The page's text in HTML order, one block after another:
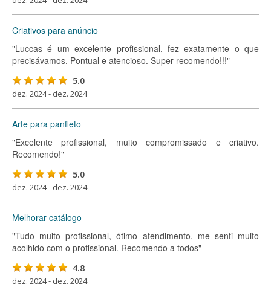
Criativos para anúncio
"Luccas é um excelente profissional, fez exatamente o que
precisávamos. Pontual e atencioso. Super recomendo!!!"
5.0
dez. 2024 - dez. 2024
Arte para panfleto
"Excelente profissional, muito compromissado e criativo.
Recomendo!"
5.0
dez. 2024 - dez. 2024
Melhorar catálogo
"Tudo muito profissional, ótimo atendimento, me senti muito
acolhido com o profissional. Recomendo a todos"
4.8
dez. 2024 - dez. 2024